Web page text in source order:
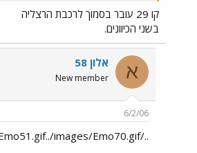
קו 29 עובר בסמוך לרכבת הרצליה
בשני הכיוונים.
א אלון 58
New member
6/2/06
../images/Emo51.gif../images/Emo70.gif